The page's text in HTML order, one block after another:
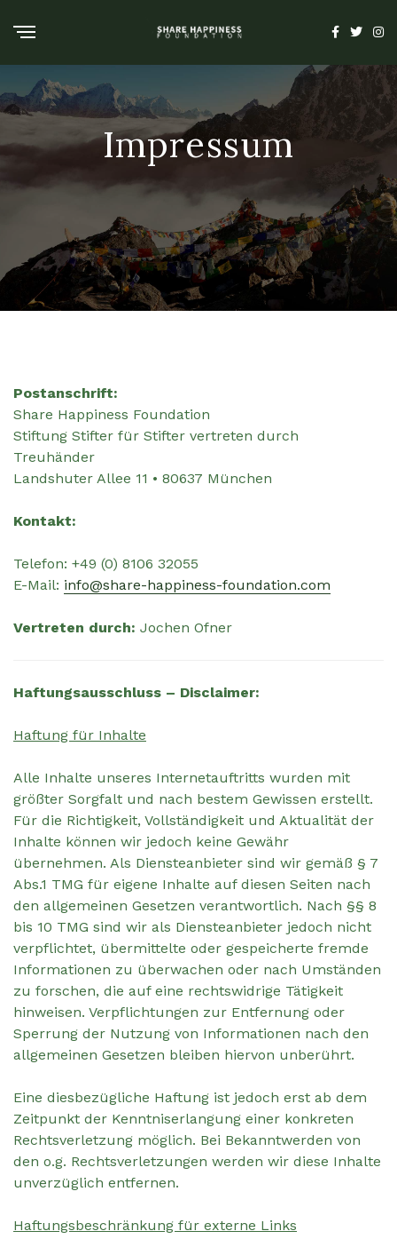
Impressum
Postanschrift:
Share Happiness Foundation
Stiftung Stifter für Stifter vertreten durch
Treuhänder
Landshuter Allee 11 • 80637 München
Kontakt:
Telefon: +49 (0) 8106 32055
E-Mail: info@share-happiness-foundation.com
Vertreten durch: Jochen Ofner
Haftungsausschluss – Disclaimer:
Haftung für Inhalte
Alle Inhalte unseres Internetauftritts wurden mit
größter Sorgfalt und nach bestem Gewissen erstellt.
Für die Richtigkeit, Vollständigkeit und Aktualität der
Inhalte können wir jedoch keine Gewähr
übernehmen. Als Diensteanbieter sind wir gemäß § 7
Abs.1 TMG für eigene Inhalte auf diesen Seiten nach
den allgemeinen Gesetzen verantwortlich. Nach §§ 8
bis 10 TMG sind wir als Diensteanbieter jedoch nicht
verpflichtet, übermittelte oder gespeicherte fremde
Informationen zu überwachen oder nach Umständen
zu forschen, die auf eine rechtswidrige Tätigkeit
hinweisen. Verpflichtungen zur Entfernung oder
Sperrung der Nutzung von Informationen nach den
allgemeinen Gesetzen bleiben hiervon unberührt.
Eine diesbezügliche Haftung ist jedoch erst ab dem
Zeitpunkt der Kenntniserlangung einer konkreten
Rechtsverletzung möglich. Bei Bekanntwerden von
den o.g. Rechtsverletzungen werden wir diese Inhalte
unverzüglich entfernen.
Haftungsbeschränkung für externe Links